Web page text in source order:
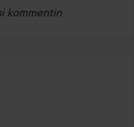
kommentin
sitten